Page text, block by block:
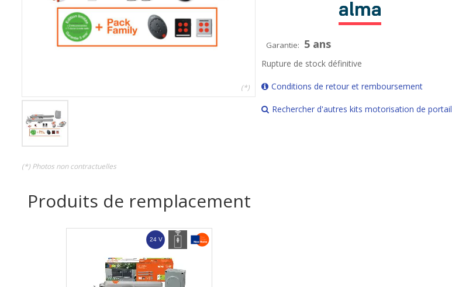
(*)
(*) Photos non contractuelles
Garantie: 5 ans
Rupture de stock définitive
Conditions de retour et remboursement
Rechercher d'autres kits motorisation de portail
Produits de remplacement